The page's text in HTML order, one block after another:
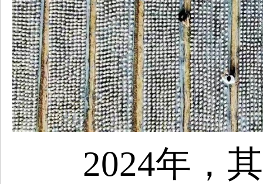
2024年，